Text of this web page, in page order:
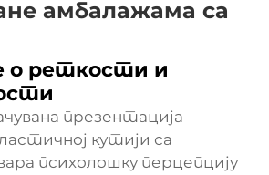
амбалажама са
реткости и
презентација
кутији са
психолошку перцепцију